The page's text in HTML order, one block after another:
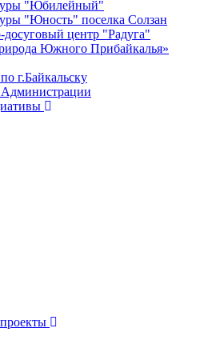
"Юбилейный"
"Юность" поселка Солзан
досуговый центр "Радуга"
Южного Прибайкалья»
г.Байкальску